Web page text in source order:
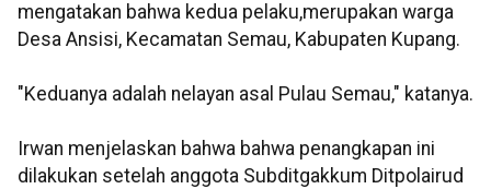
mengatakan bahwa kedua pelaku,merupakan warga
Desa Ansisi, Kecamatan Semau, Kabupaten Kupang.
"Keduanya adalah nelayan asal Pulau Semau," katanya.
Irwan menjelaskan bahwa bahwa penangkapan ini
dilakukan setelah anggota Subditgakkum Ditpolairud